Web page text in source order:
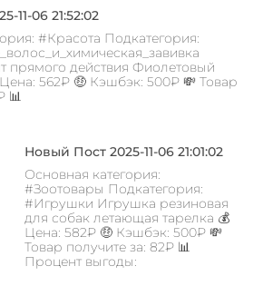
11-06 21:52:02
#Красота Подкатегория:
прямого действия Фиолетовый
562₽ 🤑 Кэшбэк: 500₽ 💸 Товар
📊
Новый Пост 2025-11-06 21:01:02
Основная категория:
#Зоотовары Подкатегория:
#Игрушки Игрушка резиновая
для собак летающая тарелка 💰
Цена: 582₽ 🤑 Кэшбэк: 500₽ 💸
Товар получите за: 82₽ 📊
Процент выгоды: